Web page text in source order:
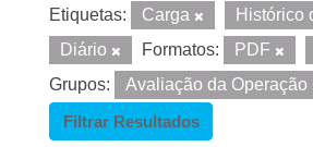
Etiquetas: Carga
Histórico
Diário
Formatos: PDF
Grupos:
Avaliação da Operação
Filtrar Resultados